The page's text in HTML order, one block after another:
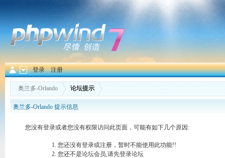
登录 注册
奥兰多-Orlando 论坛提示
奥兰多-Orlando 提示信息
您没有登录或者您没有权限访问此页面，可能有如下几个原因:
您还没有登录或注册，暂时不能使用此功能!!
您还不是论坛会员,请先登录论坛